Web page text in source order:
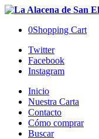
0Shopping Cart
Twitter
Facebook
Instagram
Inicio
Nuestra Carta
Contacto
Cómo comprar
Buscar